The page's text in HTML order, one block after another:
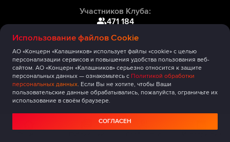
Использование файлов Cookie
АО «Концерн «Калашников» использует файлы «cookie» с целью
персонализации сервисов и повышения удобства пользования веб-
сайтом. АО «Концерн «Калашников» серьезно относится к защите
персональных данных — ознакомьтесь с Политикой обработки
персональных данных. Если Вы не хотите, чтобы Ваши
пользовательские данные обрабатывались, пожалуйста, ограничьте их
использование в своём браузере.
СОГЛАСЕН
Участников Клуба:
471 184